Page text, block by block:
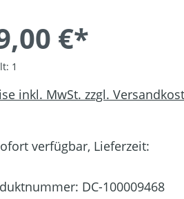
€*
1
inkl. MwSt. zzgl.
verfügbar, Lieferzeit:
DC-100009468